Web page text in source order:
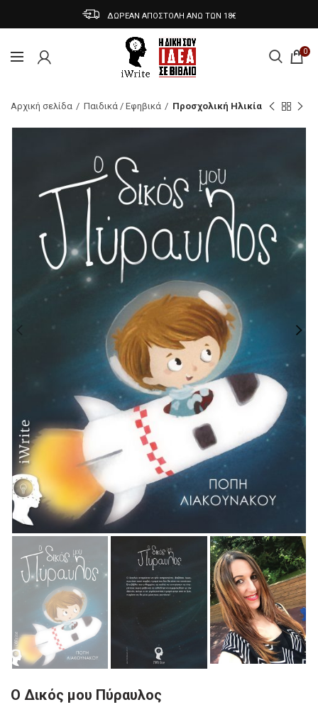
ΔΩΡΕΑΝ ΑΠΟΣΤΟΛΗ ΑΝΩ ΤΩΝ 18€
0
Αρχική σελίδα Παιδικά / Εφηβικά Προσχολική Ηλικία
Ο Δικός μου Πύραυλος